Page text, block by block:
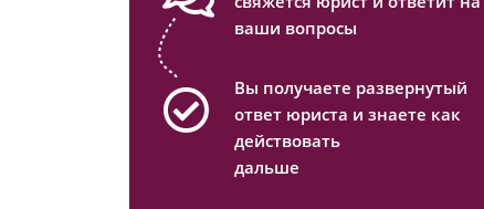
ваши вопросы
Вы получаете развернутый
ответ юриста и знаете как
действовать
дальше